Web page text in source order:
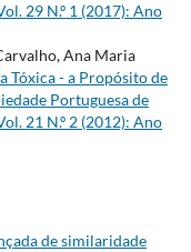
29 N.º 1 (2017): Ano
Ana Maria
Tóxica - a Propósito de
Portuguesa de
21 N.º 2 (2012): Ano
de similaridade